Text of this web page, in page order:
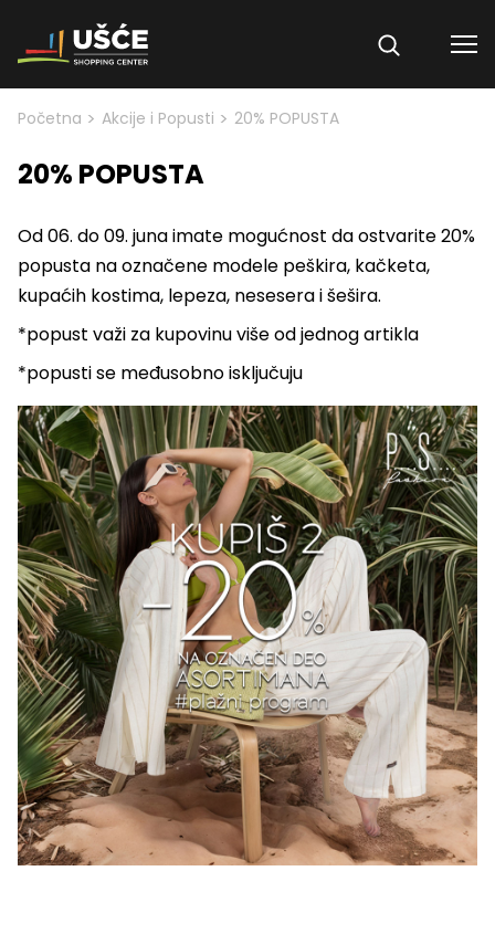
Skip to content
Početna > Akcije i Popusti > 20% POPUSTA
20% POPUSTA
Od 06. do 09. juna imate mogućnost da ostvarite 20%
popusta na označene modele peškira, kačketa,
kupaćih kostima, lepeza, nesesera i šešira.
*popust važi za kupovinu više od jednog artikla
*popusti se međusobno isključuju